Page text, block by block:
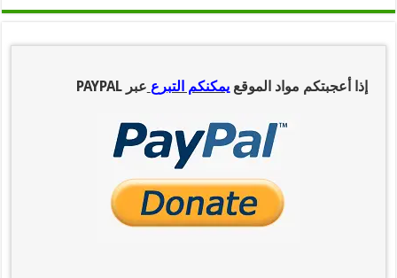
إذا أعجبتكم مواد الموقع يمكنكم التبرع عبر PAYPAL